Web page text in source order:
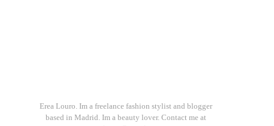
Erea Louro. Im a freelance fashion stylist and blogger
based in Madrid. Im a beauty lover. Contact me at